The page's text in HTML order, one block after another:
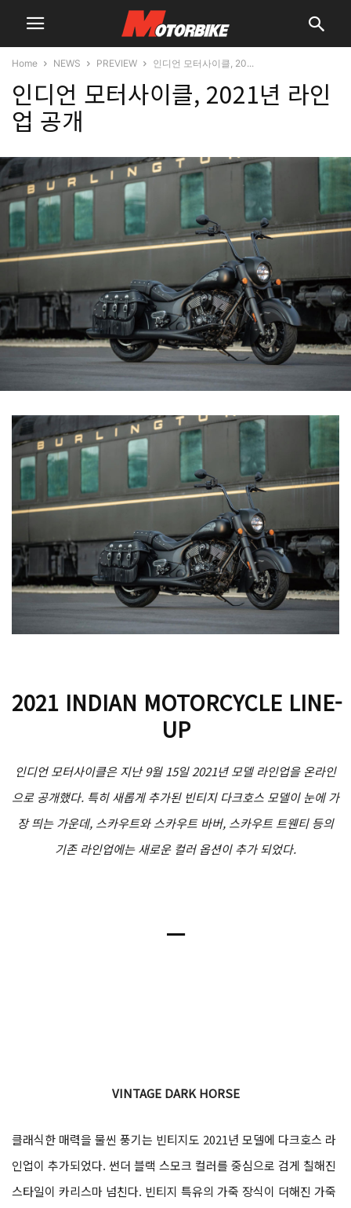
Home NEWS PREVIEW 인디언 모터사이클, 20...
인디언 모터사이클, 2021년 라인
업 공개
2021 INDIAN MOTORCYCLE LINE-
UP
인디언 모터사이클은 지난 9월 15일 2021년 모델 라인업을 온라인
으로 공개했다. 특히 새롭게 추가된 빈티지 다크호스 모델이 눈에 가
장 띄는 가운데, 스카우트와 스카우트 바버, 스카우트 트웬티 등의
기존 라인업에는 새로운 컬러 옵션이 추가 되었다.
ㅡ
VINTAGE DARK HORSE
클래식한 매력을 물씬 풍기는 빈티지도 2021년 모델에 다크호스 라
인업이 추가되었다. 썬더 블랙 스모크 컬러를 중심으로 검게 칠해진
스타일이 카리스마 넘친다. 빈티지 특유의 가죽 장식이 더해진 가죽